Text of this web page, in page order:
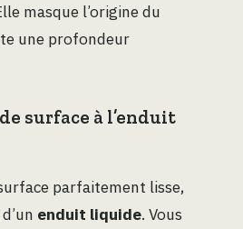
masque l’origine du
une profondeur
surface à l’enduit
parfaitement lisse,
enduit liquide. Vous